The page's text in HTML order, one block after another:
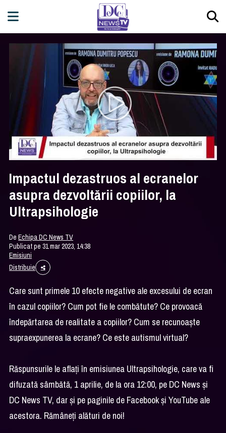
Impactul dezastruos al ecranelor
asupra dezvoltării copiilor, la
Ultrapsihologie
DeEchipa DC News TV
Publicat pe 31 mar 2023, 14:38
Emisiuni
Distribuie
Care sunt primele 10 efecte negative ale excesului de ecran
în cazul copiilor? Cum pot fie le combătute? Ce provoacă
îndepărtarea de realitate a copiilor? Cum se recunoaște
supraexpunerea la ecrane? Ce este autismul virtual?
Răspunsurile le aflați în emisiunea Ultrapsihologie, care va fi
difuzată sâmbătă, 1 aprilie, de la ora 12:00, pe DC News și
DC News TV, dar și pe paginile de Facebook și YouTube ale
acestora. Rămâneți alături de noi!